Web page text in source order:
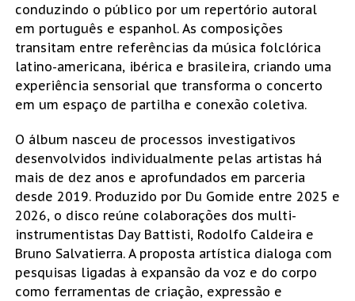
conduzindo o público por um repertório autoral
em português e espanhol. As composições
transitam entre referências da música folclórica
latino-americana, ibérica e brasileira, criando uma
experiência sensorial que transforma o concerto
em um espaço de partilha e conexão coletiva.
O álbum nasceu de processos investigativos
desenvolvidos individualmente pelas artistas há
mais de dez anos e aprofundados em parceria
desde 2019. Produzido por Du Gomide entre 2025 e
2026, o disco reúne colaborações dos multi-
instrumentistas Day Battisti, Rodolfo Caldeira e
Bruno Salvatierra. A proposta artística dialoga com
pesquisas ligadas à expansão da voz e do corpo
como ferramentas de criação, expressão e